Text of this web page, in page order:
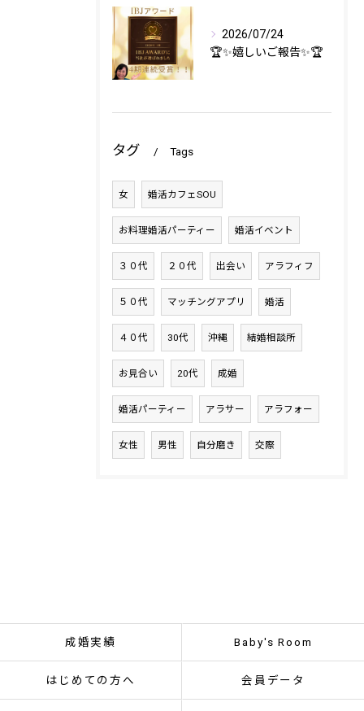
2026/07/24
🏆✨嬉しいご報告✨🏆
タグ Tags
女 婚活カフェSOU
お料理婚活パーティー 婚活イベント
３０代 ２０代 出会い アラフィフ
５０代 マッチングアプリ 婚活
４０代 30代 沖縄 結婚相談所
お見合い 20代 成婚
婚活パーティー アラサー アラフォー
女性 男性 自分磨き 交際
成婚実績 Baby's Room
はじめての方へ 会員データ